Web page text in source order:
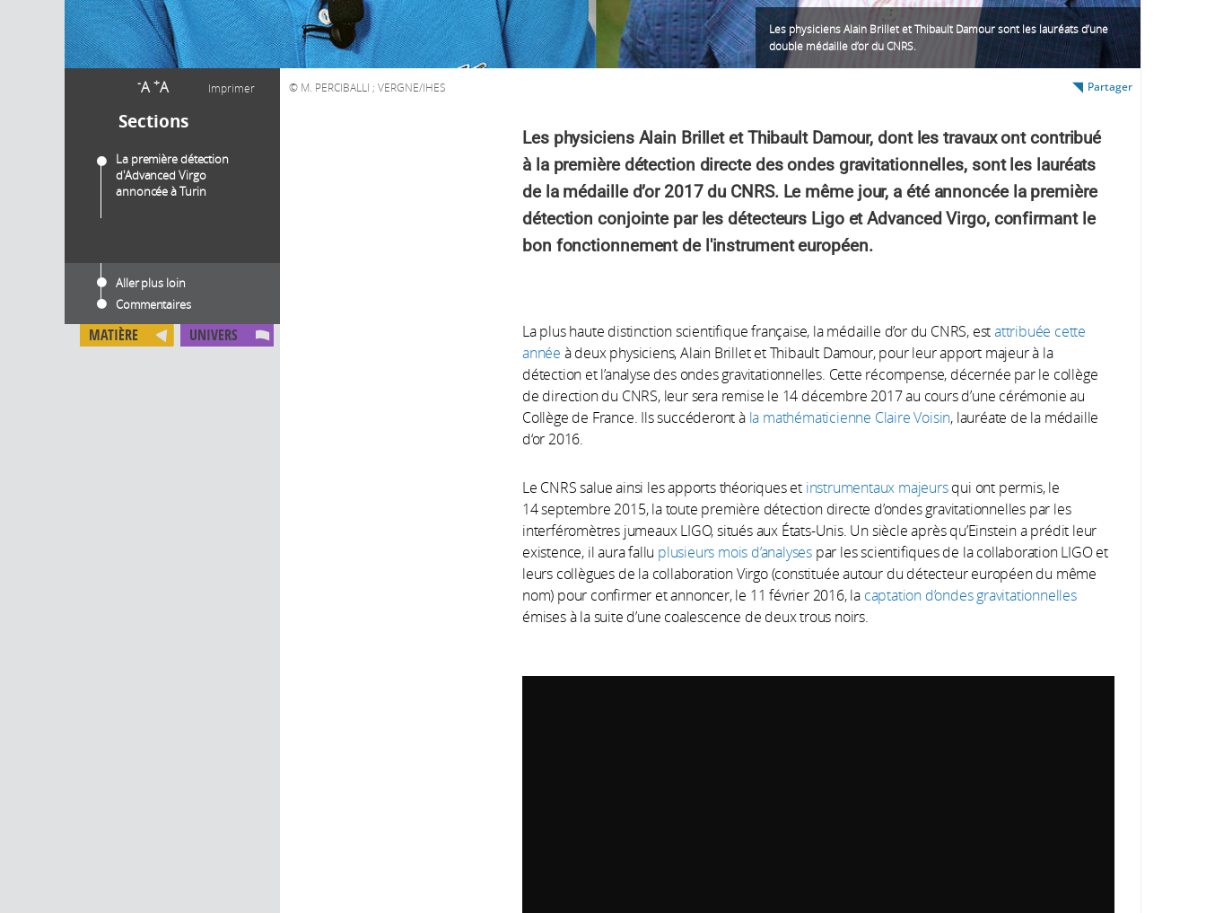
-A +A Imprimer
Sections
La première détection
d'Advanced Virgo
annoncée à Turin
Aller plus loin
Commentaires
MATIÈRE UNIVERS
Les physiciens Alain Brillet et Thibault Damour sont les lauréats d’une
double médaille d’or du CNRS.
M. PERCIBALLI ; VERGNE/IHES Partager
Les physiciens Alain Brillet et Thibault Damour, dont les travaux ont contribué
à la première détection directe des ondes gravitationnelles, sont les lauréats
de la médaille d’or 2017 du CNRS. Le même jour, a été annoncée la première
détection conjointe par les détecteurs Ligo et Advanced Virgo, confirmant le
bon fonctionnement de l'instrument européen.
La plus haute distinction scientifique française, la médaille d’or du CNRS, est attribuée cette
année à deux physiciens, Alain Brillet et Thibault Damour, pour leur apport majeur à la
détection et l’analyse des ondes gravitationnelles. Cette récompense, décernée par le collège
de direction du CNRS, leur sera remise le 14 décembre 2017 au cours d’une cérémonie au
Collège de France. Ils succéderont à la mathématicienne Claire Voisin, lauréate de la médaille
d‘or 2016.
Le CNRS salue ainsi les apports théoriques et instrumentaux majeursqui ont permis, le
14 septembre 2015, la toute première détection directe d’ondes gravitationnelles par les
interféromètres jumeaux LIGO, situés aux États-Unis. Un siècle après qu’Einstein a prédit leur
existence, il aura fallu plusieurs mois d’analyses par les scientifiques de la collaboration LIGO et
leurs collègues de la collaboration Virgo (constituée autour du détecteur européen du même
nom) pour confirmer et annoncer, le 11 février 2016, la captation d’ondes gravitationnelles
émises à la suite d’une coalescence de deux trous noirs.